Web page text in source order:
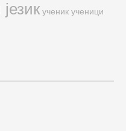
ученик ученици